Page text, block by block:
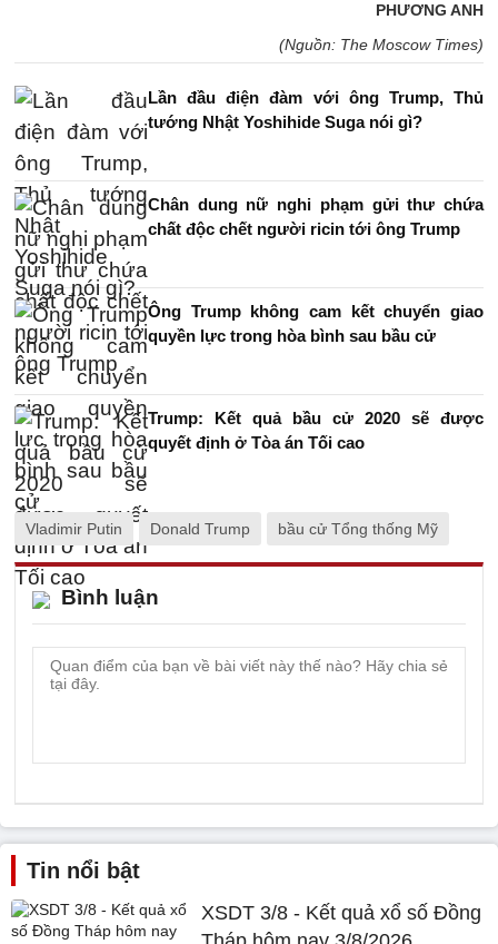
PHƯƠNG ANH
(Nguồn: The Moscow Times)
Lần đầu điện đàm với ông Trump, Thủ
tướng Nhật Yoshihide Suga nói gì?
Chân dung nữ nghi phạm gửi thư chứa
chất độc chết người ricin tới ông Trump
Ông Trump không cam kết chuyển giao
quyền lực trong hòa bình sau bầu cử
Trump: Kết quả bầu cử 2020 sẽ được
quyết định ở Tòa án Tối cao
Vladimir Putin Donald Trump bầu cử Tổng thống Mỹ
Bình luận
Tin nổi bật
XSDT 3/8 - Kết quả xổ số Đồng